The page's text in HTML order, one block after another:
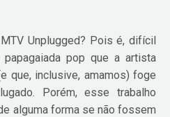
Unplugged? Pois é, difícil
pop que a artista
que, inclusive, amamos) foge
Porém, esse trabalho
alguma forma se não fossem